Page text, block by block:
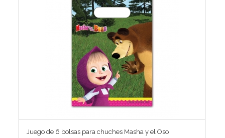
Juego de 6 bolsas para chuches Masha y el Oso